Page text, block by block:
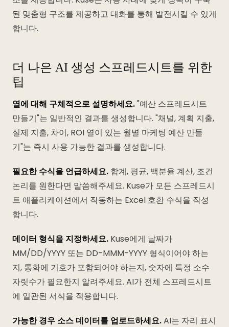
된 맞춤형 구조를 제공하고 대화를 통해 발전시킬 수 있게
합니다.
더 나은 AI 생성 스프레드시트를 위한
팁
열에 대해 구체적으로 설명하세요."예산 스프레드시트
만들기"는 일반적인 결과를 생성합니다. "채널, 계획 지출,
실제 지출, 차이, ROI 열이 있는 월별 마케팅 예산 만들
기"는 즉시 사용 가능한 결과를 생성합니다.
필요한 수식을 언급하세요. 합계, 평균, 백분율 계산, 조건
논리를 원한다면 말씀해주세요. Kuse가 모든 스프레드시
트 애플리케이션에서 작동하는 Excel 호환 수식을 작성
합니다.
데이터 형식을 지정하세요. Kuse에게 날짜가
MM/DD/YYYY 또는 DD-MMM-YYYY 형식이어야 하는
지, 통화에 기호가 포함되어야 하는지, 숫자에 특정 소수
자릿수가 필요한지 알려주세요. AI가 전체 스프레드시트
에 일관된 서식을 적용합니다.
가능한 경우 소스 데이터를 업로드하세요.AI는 자리 표시